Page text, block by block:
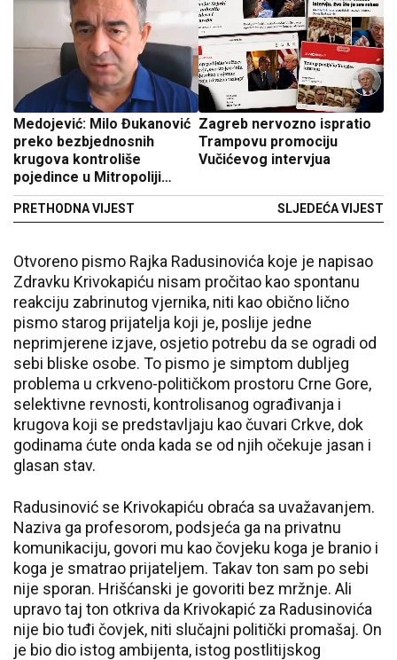
Medojević: Milo Đukanović
preko bezbjednosnih
krugova kontroliše
pojedince u Mitropoliji
crnogorsko-primorskoj
PRETHODNA VIJEST
Zagreb nervozno ispratio
Trampovu promociju
Vučićevog intervjua
SLJEDEĆA VIJEST
Otvoreno pismo Rajka Radusinovića koje je napisao
Zdravku Krivokapiću nisam pročitao kao spontanu
reakciju zabrinutog vjernika, niti kao obično lično
pismo starog prijatelja koji je, poslije jedne
neprimjerene izjave, osjetio potrebu da se ogradi od
sebi bliske osobe. To pismo je simptom dubljeg
problema u crkveno-političkom prostoru Crne Gore,
selektivne revnosti, kontrolisanog ograđivanja i
krugova koji se predstavljaju kao čuvari Crkve, dok
godinama ćute onda kada se od njih očekuje jasan i
glasan stav.
Radusinović se Krivokapiću obraća sa uvažavanjem.
Naziva ga profesorom, podsjeća ga na privatnu
komunikaciju, govori mu kao čovjeku koga je branio i
koga je smatrao prijateljem. Takav ton sam po sebi
nije sporan. Hrišćanski je govoriti bez mržnje. Ali
upravo taj ton otkriva da Krivokapić za Radusinovića
nije bio tuđi čovjek, niti slučajni politički promašaj. On
je bio dio istog ambijenta, istog postlitijskog